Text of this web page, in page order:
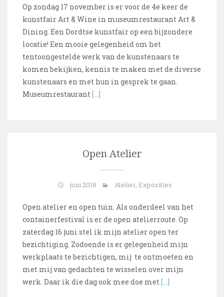
Op zondag 17 november is er voor de 4e keer de
kunstfair Art & Wine in museumrestaurant Art &
Dining. Een Dordtse kunstfair op een bijzondere
locatie! Een mooie gelegenheid om het
tentoongestelde werk van de kunstenaars te
komen bekijken, kennis te maken met de diverse
kunstenaars en met hun in gesprek te gaan.
Museumrestaurant […]
Open Atelier
juni 2018 Atelier, Exposities
Open atelier en open tuin. Als onderdeel van het
containerfestival is er de open atelierroute. Op
zaterdag 16 juni stel ik mijn atelier open ter
bezichtiging. Zodoende is er gelegenheid mijn
werkplaats te bezichtigen, mij te ontmoeten en
met mij van gedachten te wisselen over mijn
werk. Daar ik die dag ook mee doe met […]